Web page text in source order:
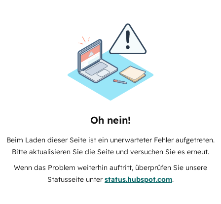
Oh nein!
Beim Laden dieser Seite ist ein unerwarteter Fehler aufgetreten.
Bitte aktualisieren Sie die Seite und versuchen Sie es erneut.
Wenn das Problem weiterhin auftritt, überprüfen Sie unsere
Statusseite unter status.hubspot.com.